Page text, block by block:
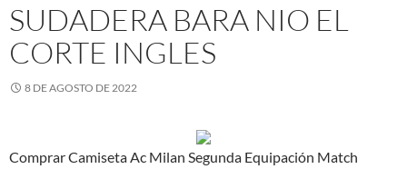
SUDADERA BARA NIO EL
CORTE INGLES
8 DE AGOSTO DE 2022
Comprar Camiseta Ac Milan Segunda Equipación Match